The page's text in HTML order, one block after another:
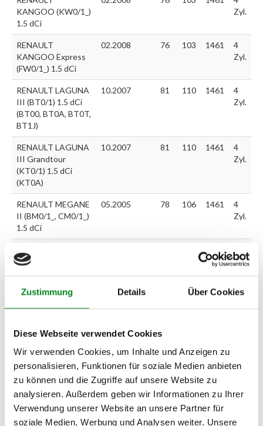
Zustimmung Details Über Cookies
Diese Webseite verwendet Cookies
Wir verwenden Cookies, um Inhalte und Anzeigen zu
personalisieren, Funktionen für soziale Medien anbieten
zu können und die Zugriffe auf unsere Website zu
analysieren. Außerdem geben wir Informationen zu Ihrer
Verwendung unserer Website an unsere Partner für
soziale Medien, Werbung und Analysen weiter. Unsere
KANGOO (KW0/1_)
1.5 dCi
Zyl.
RENAULT
KANGOO Express
(FW0/1_) 1.5 dCi
02.2008 76 103 1461
4
Zyl.
RENAULT LAGUNA
III (BT0/1) 1.5 dCi
(BT00, BT0A, BT0T,
BT1J)
10.2007 81 110 1461
4
Zyl.
RENAULT LAGUNA
III Grandtour
(KT0/1) 1.5 dCi
(KT0A)
10.2007 81 110 1461
4
Zyl.
RENAULT MEGANE
II (BM0/1_, CM0/1_)
1.5 dCi
05.2005 78 106 1461
4
Zyl.
II Coup?-Cabriolet
1461
4
Zyl.
RENAULT MEGANE
II Grandtour
05.2005 106 1461
4
Zyl.
RENAULT MEGANE
II Stufenheck
(LM0/1_) 1.5 dCi
05.2005 78
RENAULT MODUS
(F/JP0_) 1.5 dCi
(JP0G, JP0H)
05.2005 78 106 1461
Zyl.